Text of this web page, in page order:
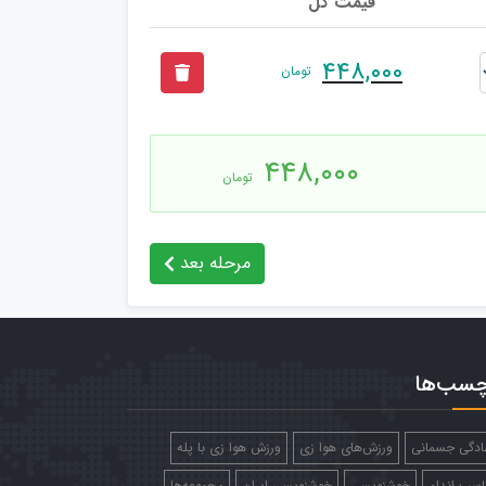
۴۴۸,۰۰۰ تومان
۴۴۸,۰۰۰ تومان
مرحله بعد
جسمانی ورزش‌های هوا زی
ورزش هوا زی با پله